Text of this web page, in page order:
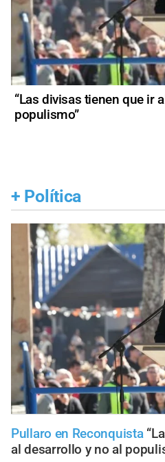
“Las divisas tienen que ir
populismo”
+ Política
Pullaro en Reconquista
al desarrollo y no al